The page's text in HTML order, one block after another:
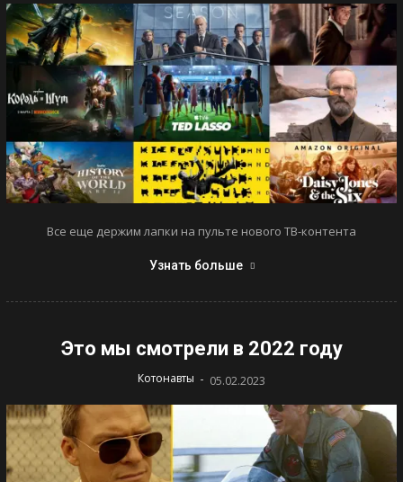
Все еще держим лапки на пульте нового ТВ-контента
Узнать больше
Это мы смотрели в 2022 году
Котонавты - 05.02.2023